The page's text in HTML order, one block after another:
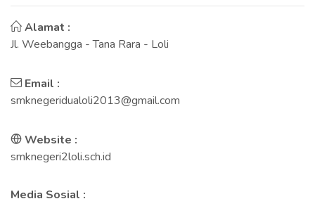
Alamat :
Jl. Weebangga - Tana Rara - Loli
Email :
smknegeridualoli2013@gmail.com
Website :
smknegeri2loli.sch.id
Media Sosial :